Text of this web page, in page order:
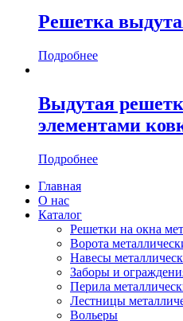
Решетка
Подробнее
Выдутая
элементами
Подробнее
Главная
О нас
Каталог
Решетки на окна
Ворота
Навесы
Заборы и
Перила
Лестницы
Вольеры